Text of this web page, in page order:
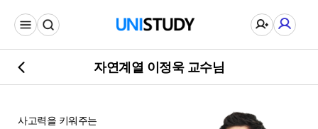
자연계열 이정욱 교수님
사고력을 키워주는